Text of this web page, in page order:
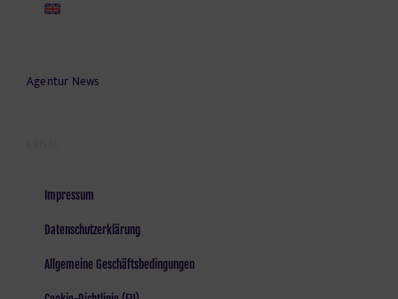
Agentur News
Impressum
Datenschutzerklärung
Allgemeine Geschäftsbedingungen